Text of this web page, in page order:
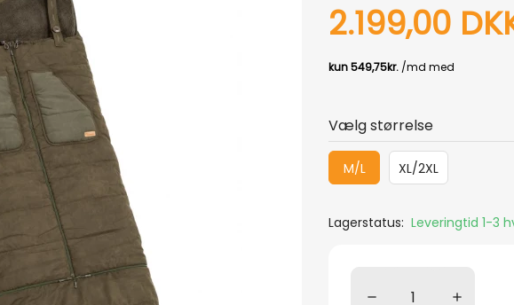
2.199,00
Vælg størrelse
M/L XL/2XL
Lagerstatus: Leveringtid 1-3